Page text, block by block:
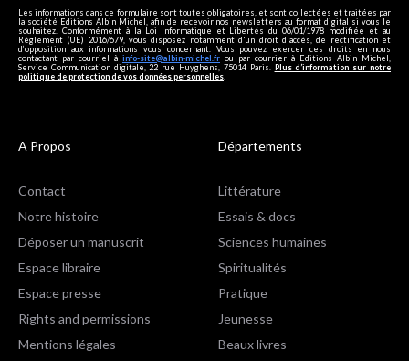
Les informations dans ce formulaire sont toutes obligatoires, et sont collectées et traitées par
la société Editions Albin Michel, afin de recevoir nos newsletters au format digital si vous le
souhaitez. Conformément à la Loi Informatique et Libertés du 06/01/1978 modifiée et au
Règlement (UE) 2016/679, vous disposez notamment d'un droit d'accès, de rectification et
d’opposition aux informations vous concernant. Vous pouvez exercer ces droits en nous
contactant par courriel à info-site@albin-michel.fr ou par courrier à Editions Albin Michel,
Service Communication digitale, 22 rue Huyghens, 75014 Paris. Plus d’information sur notre
politique de protection de vos données personnelles
A Propos
Contact
Notre histoire
Déposer un manuscrit
Espace libraire
Espace presse
Rights and permissions
Mentions légales
Départements
Littérature
Essais & docs
Sciences humaines
Spiritualités
Pratique
Jeunesse
Beaux livres